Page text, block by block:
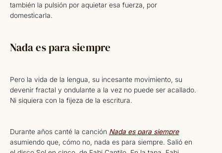
también la pulsión por aquietar esa fuerza, por
domesticarla.
Nada es para siempre
Pero la vida de la lengua, su incesante movimiento, su
devenir fractal y ondulante a la vez no puede ser acallado.
Ni siquiera con la fijeza de la escritura.
Durante años canté la canción Nada es para siempre
asumiendo que, cómo no, nada es para siempre. Salió en